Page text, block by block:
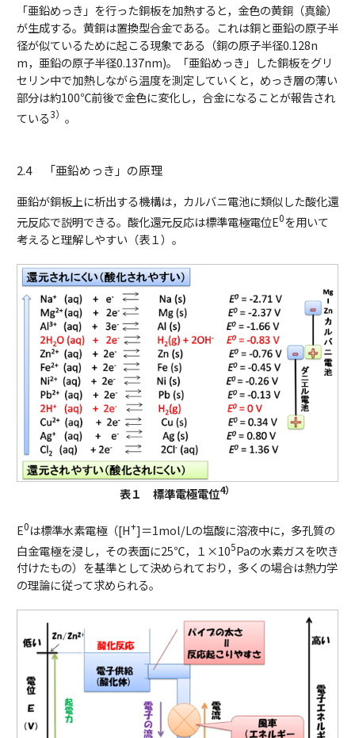
「亜鉛めっき」を行った銅板を加熱すると，金色の黄銅（真鍮）
が生成する。黄銅は置換型合金である。これは銅と亜鉛の原子半
径が似ているために起こる現象である（銅の原子半径0.128n
m，亜鉛の原子半径0.137nm)。「亜鉛めっき」した銅板をグリ
セリン中で加熱しながら温度を測定していくと，めっき層の薄い
部分は約100℃前後で金色に変化し，合金になることが報告され
ている3） 。
2.4 「亜鉛めっき」の原理
亜鉛が銅板上に析出する機構は，カルバニ電池に類似した酸化還
元反応で説明できる。酸化還元反応は標準電極電位E0を用いて
考えると理解しやすい（表１）。
表１ 標準電極電位4）
E0は標準水素電極（[H+]＝1mol/Lの塩酸に溶液中に，多孔質の
白金電極を浸し，その表面に25℃，１×105Paの水素ガスを吹き
付けたもの）を基準として決められており，多くの場合は熱力学
の理論に従って求められる。